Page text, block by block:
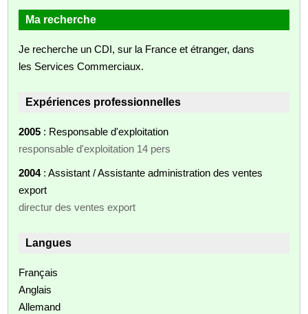
Ma recherche
Je recherche un CDI, sur la France et étranger, dans
les Services Commerciaux.
Expériences professionnelles
2005 : Responsable d'exploitation
responsable d'exploitation 14 pers
2004: Assistant / Assistante administration des ventes
export
directur des ventes export
Langues
Français
Anglais
Allemand